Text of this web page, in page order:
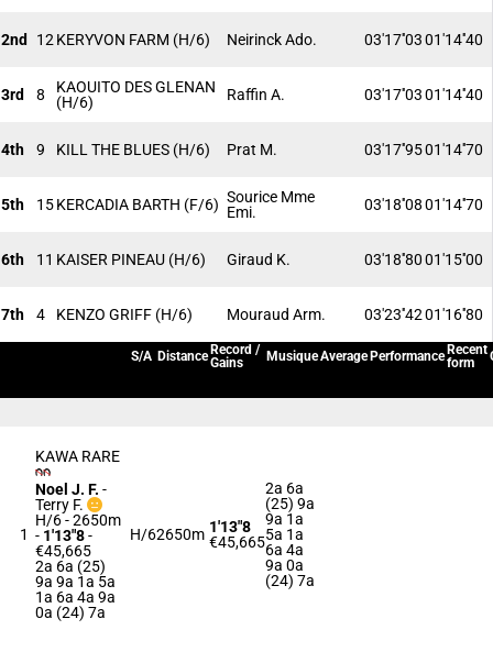
2nd 12 KERYVON FARM (H/6) Neirinck Ado. 03'17''0301'14''40
3rd 8
KAOUITO DES GLENAN
(H/6)
Raffin A. 03'17''0301'14''40
4th 9 KILL THE BLUES (H/6) Prat M. 03'17''9501'14''70
5th 15KERCADIA BARTH (F/6) Sourice Mme
Emi.
03'18''0801'14''70
6th 11 KAISER PINEAU (H/6) Giraud K. 03'18''8001'15''00
7th 4 KENZO GRIFF (H/6) Mouraud Arm. 03'23''4201'16''80
S/A Distance Record /
Gains
MusiqueAverage Performance Recent
form
1
KAWA RARE
Noel J. F. -
Terry F.
H/6 - 2650m
- 1'13"8-
€45,665
2a 6a (25)
9a 9a 1a 5a
1a 6a 4a 9a
0a (24) 7a
H/62650m 1'13"8
€45,665
2a 6a
(25) 9a
9a 1a
5a 1a
6a 4a
9a 0a
(24) 7a